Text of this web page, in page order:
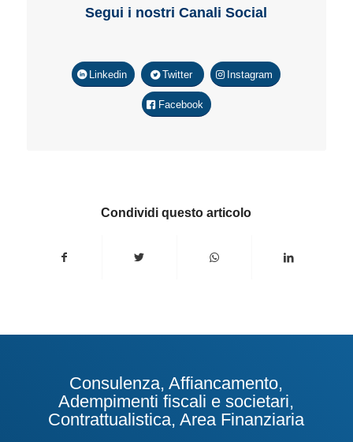
Segui i nostri Canali Social
Linkedin Twitter Instagram
Facebook
Condividi questo articolo
Consulenza, Affiancamento,
Adempimenti fiscali e societari,
Contrattualistica, Area Finanziaria